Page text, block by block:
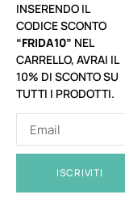
INSERENDO IL
CODICE SCONTO
“FRIDA10” NEL
CARRELLO, AVRAI IL
10% DI SCONTO SU
TUTTI I PRODOTTI.
ISCRIVITI